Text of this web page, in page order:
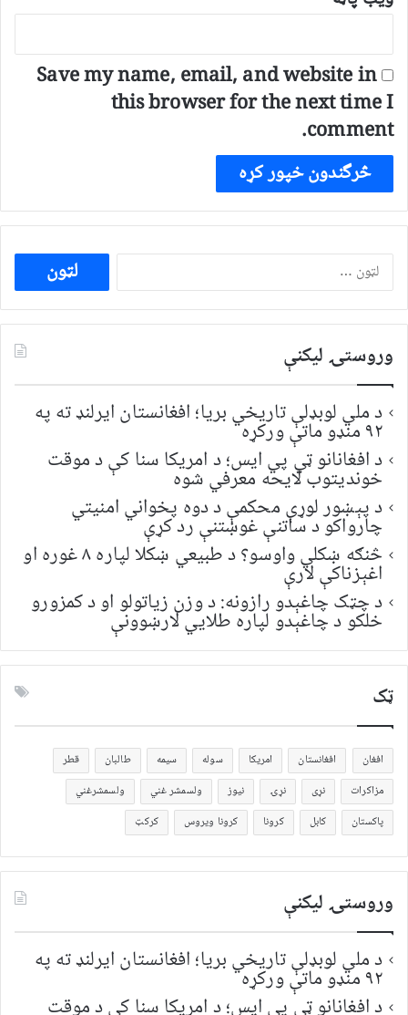
Save my name, email, and website in
this browser for the next time I
comment.
ددی
لپاره
لټون:
وروستۍ ليکنې
د ملي لوبډلې تاریخي بریا؛ افغانستان ایرلنډ ته په
۹۲ منډو ماتې ورکړه
د افغانانو ټي پي ایس؛ د امریکا سنا کې د موقت
خونديتوب لایحه معرفي شوه
د پېښور لوړې محکمې د دوه پخواني امنیتي
چارواکو د ساتنې غوښتنې رد کړې
څنګه ښکلي واوسو؟ د طبیعي ښکلا لپاره ۸ غوره او
اغېزناکې لارې
د چټک چاغېدو رازونه: د وزن زیاتولو او د کمزورو
خلکو د چاغېدو لپاره طلایي لارښوونې
ټک
افغان افغانستان امریکا سوله سیمه طالبان
قطر
مزاکرات
نړی نړۍ نیوز ولسمشر غني
ولسمشرغني
پاکستان
کابل کرونا کرونا ویروس کرکټ
وروستۍ ليکنې
د ملي لوبډلې تاریخي بریا؛ افغانستان ایرلنډ ته په
۹۲ منډو ماتې ورکړه
د افغانانو ټي پي ایس؛ د امریکا سنا کې د موقت